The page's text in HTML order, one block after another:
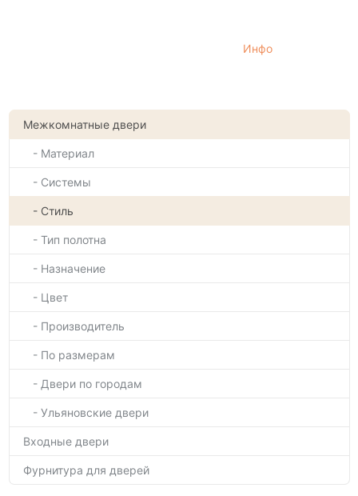
Инфо
Межкомнатные двери
- Материал
- Системы
- Стиль
- Тип полотна
- Назначение
- Цвет
- Производитель
- По размерам
- Двери по городам
- Ульяновские двери
Входные двери
Фурнитура для дверей